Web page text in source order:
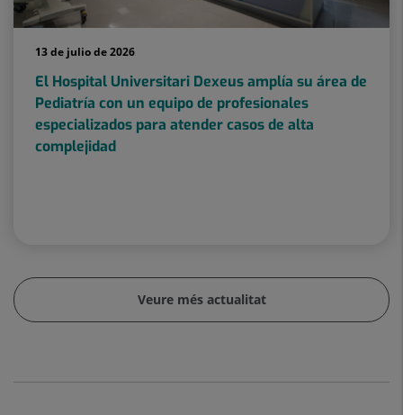
13 de julio de 2026
El Hospital Universitari Dexeus amplía su área de
Pediatría con un equipo de profesionales
especializados para atender casos de alta
complejidad
Veure més actualitat